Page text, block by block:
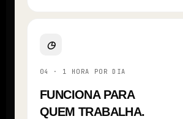
◷
04 · 1 HORA POR DIA
FUNCIONA PARA
QUEM TRABALHA.